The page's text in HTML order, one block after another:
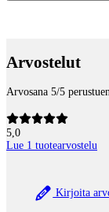
Arvostelut
Arvosana 5/5
5,0
Lue 1 tuotearvostelu
Kirjoita